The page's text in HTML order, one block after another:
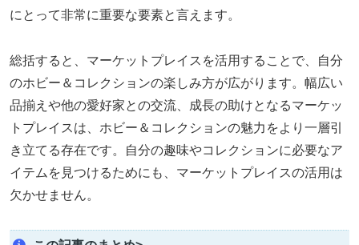
にとって非常に重要な要素と言えます。
総括すると、マーケットプレイスを活用することで、自分
のホビー＆コレクションの楽しみ方が広がります。幅広い
品揃えや他の愛好家との交流、成長の助けとなるマーケッ
トプレイスは、ホビー＆コレクションの魅力をより一層引
き立てる存在です。自分の趣味やコレクションに必要なア
イテムを見つけるためにも、マーケットプレイスの活用は
欠かせません。